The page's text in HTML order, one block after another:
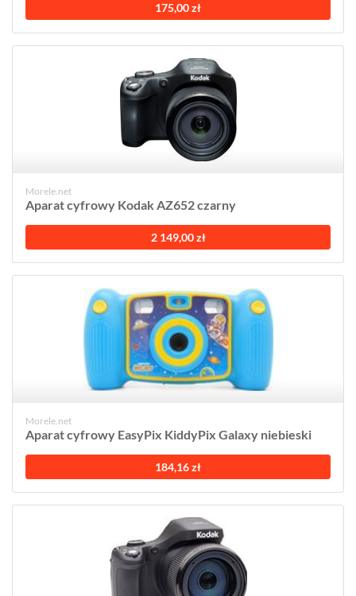
175,00 zł
Morele.net
Aparat cyfrowy Kodak AZ652 czarny
2 149,00 zł
Morele.net
Aparat cyfrowy EasyPix KiddyPix Galaxy niebieski
184,16 zł